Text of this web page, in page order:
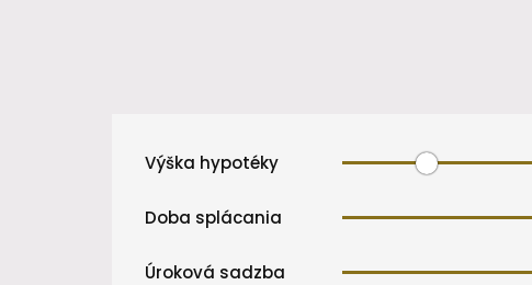
Výška hypotéky
Doba splácania
Úroková sadzba